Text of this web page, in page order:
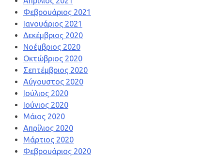
Φεβρουάριος 2021
Ιανουάριος 2021
Δεκέμβριος 2020
Νοέμβριος 2020
Οκτώβριος 2020
Σεπτέμβριος 2020
Αύγουστος 2020
Ιούλιος 2020
Ιούνιος 2020
Μάιος 2020
Απρίλιος 2020
Μάρτιος 2020
Φεβρουάριος 2020